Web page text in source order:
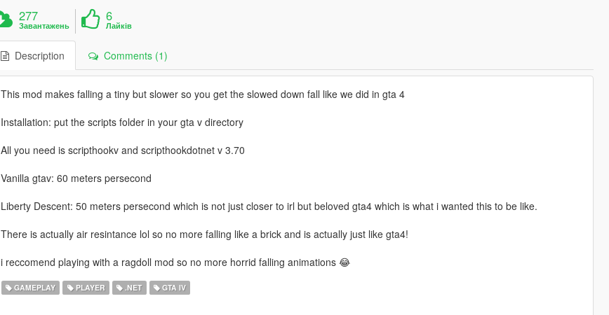
277
Завантажень
6
Лайків
Description Comments (1)
This mod makes falling a tiny but slower so you get the slowed down fall like we did in gta 4
Installation: put the scripts folder in your gta v directory
All you need is scripthookv and scripthookdotnet v 3.70
Vanilla gtav: 60 meters persecond
Liberty Descent: 50 meters persecond which is not just closer to irl but beloved gta4 which is what i wanted this to be like.
There is actually air resintance lol so no more falling like a brick and is actually just like gta4!
i reccomend playing with a ragdoll mod so no more horrid falling animations 😂
GAMEPLAY PLAYER .NET GTA IV